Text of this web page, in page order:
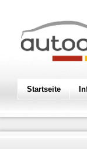
Startseite